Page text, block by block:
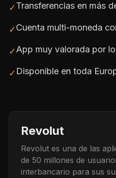
✓Transferencias en más
✓Cuenta multi-moneda
✓App muy valorada por
✓ Disponible en toda
Revolut
Revolut es una de las
de 50 millones de
interbancario para sus